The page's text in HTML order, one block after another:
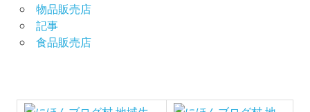
物品販売店
記事
食品販売店